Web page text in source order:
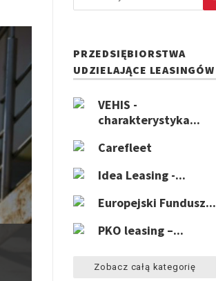
PRZEDSIĘBIORSTWA
UDZIELAJĄCE LEASINGÓW
VEHIS -
charakterystyka...
Carefleet
Idea Leasing -...
Europejski Fundusz...
PKO leasing –...
Zobacz całą kategorię